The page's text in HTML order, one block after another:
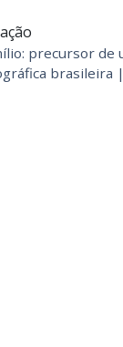
precursor de
brasileira